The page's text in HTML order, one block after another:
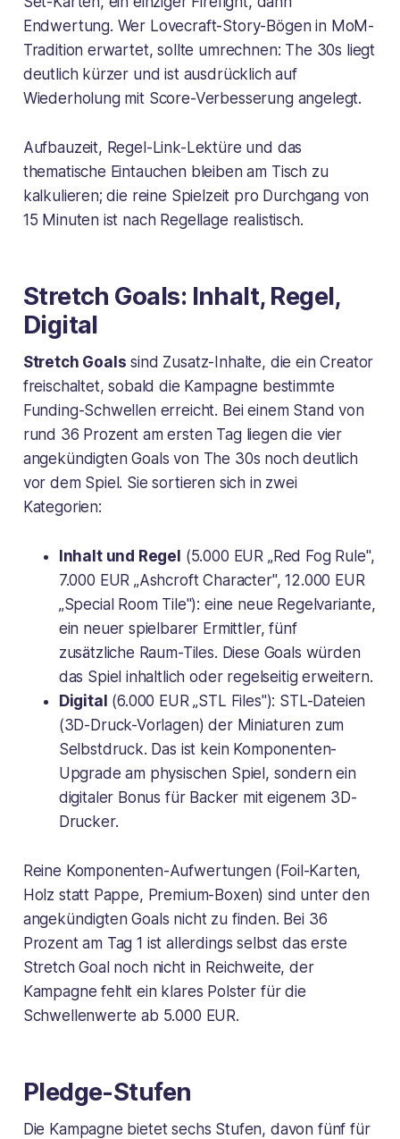
Endwertung. Wer Lovecraft-Story-Bögen in MoM-
Tradition erwartet, sollte umrechnen: The 30s liegt
deutlich kürzer und ist ausdrücklich auf
Wiederholung mit Score-Verbesserung angelegt.
Aufbauzeit, Regel-Link-Lektüre und das
thematische Eintauchen bleiben am Tisch zu
kalkulieren; die reine Spielzeit pro Durchgang von
15 Minuten ist nach Regellage realistisch.
Stretch Goals: Inhalt, Regel,
Digital
Stretch Goals sind Zusatz-Inhalte, die ein Creator
freischaltet, sobald die Kampagne bestimmte
Funding-Schwellen erreicht. Bei einem Stand von
rund 36 Prozent am ersten Tag liegen die vier
angekündigten Goals von The 30s noch deutlich
vor dem Spiel. Sie sortieren sich in zwei
Kategorien:
Inhalt und Regel (5.000 EUR „Red Fog Rule",
7.000 EUR „Ashcroft Character", 12.000 EUR
„Special Room Tile"): eine neue Regelvariante,
ein neuer spielbarer Ermittler, fünf
zusätzliche Raum-Tiles. Diese Goals würden
das Spiel inhaltlich oder regelseitig erweitern.
Digital (6.000 EUR „STL Files"): STL-Dateien
(3D-Druck-Vorlagen) der Miniaturen zum
Selbstdruck. Das ist kein Komponenten-
Upgrade am physischen Spiel, sondern ein
digitaler Bonus für Backer mit eigenem 3D-
Drucker.
Reine Komponenten-Aufwertungen (Foil-Karten,
Holz statt Pappe, Premium-Boxen) sind unter den
angekündigten Goals nicht zu finden. Bei 36
Prozent am Tag 1 ist allerdings selbst das erste
Stretch Goal noch nicht in Reichweite, der
Kampagne fehlt ein klares Polster für die
Schwellenwerte ab 5.000 EUR.
Pledge-Stufen
Die Kampagne bietet sechs Stufen, davon fünf für